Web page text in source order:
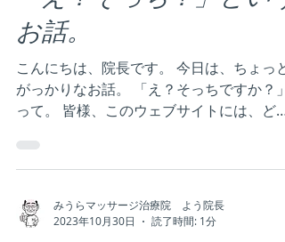
「え？そっち？」という
お話。
こんにちは、院長です。 今日は、ちょっと
がっかりなお話。 「え？そっちですか？」
って。 皆様、このウェブサイトには、どう
やってたどり着きましたか？ やっぱり
う検索ワードで調べました？ マッサージ？
あん摩マッサージ師？...